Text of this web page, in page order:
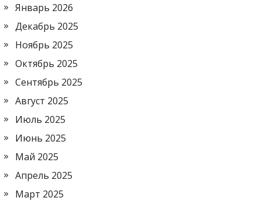
Январь 2026
Декабрь 2025
Ноябрь 2025
Октябрь 2025
Сентябрь 2025
Август 2025
Июль 2025
Июнь 2025
Май 2025
Апрель 2025
Март 2025